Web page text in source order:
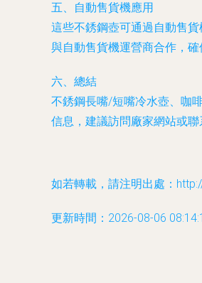
五、自動售貨機應用
這些不銹鋼壺可通過自動售
與自動售貨機運營商合作，確
六、總結
不銹鋼長嘴/短嘴冷水壺、咖
信息，建議訪問廠家網站或
如若轉載，請注明出處：
更新時間：2026-08-06